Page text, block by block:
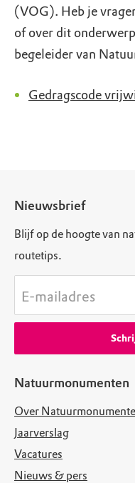
(VOG). Heb je
of over dit
begeleider van
Gedragscode
Natuurmonumenten
Over
Jaarverslag
Vacatures
Nieuws & pers
Nieuwsbrief
Blijf op de hoogte van
routetips.
E-mailadres